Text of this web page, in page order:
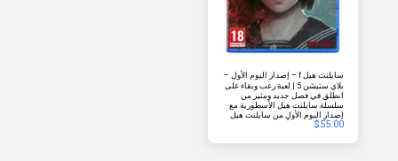
سايلنت هيل f – إصدار اليوم الأول –
بلاي ستيشن 5 | لعبة رعب وبقاء على
PS5
انطلق في فصل جديد ومثير من
سلسلة سايلنت هيل الأسطورية مع
إصدار اليوم الأول من سايلنت هيل
في ستينيات القرن الماضي، وتجمع
$55.00